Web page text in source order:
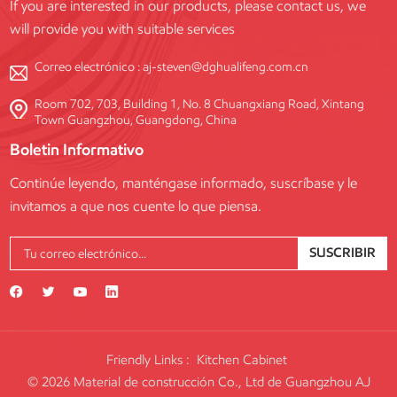
para satisfacer las diversas
necesidades de cada proyecto.
If you are interested in our products, please contact us, we
will provide you with suitable services
Correo electrónico :aj-steven@dghualifeng.com.cn
Room 702, 703, Building 1, No. 8 Chuangxiang Road, Xintang
Town Guangzhou, Guangdong, China
Boletin Informativo
Continúe leyendo, manténgase informado, suscríbase y le
invitamos a que nos cuente lo que piensa.
SUSCRIBIR
Friendly Links : Kitchen Cabinet
© 2026 Material de construcción Co., Ltd de Guangzhou AJ